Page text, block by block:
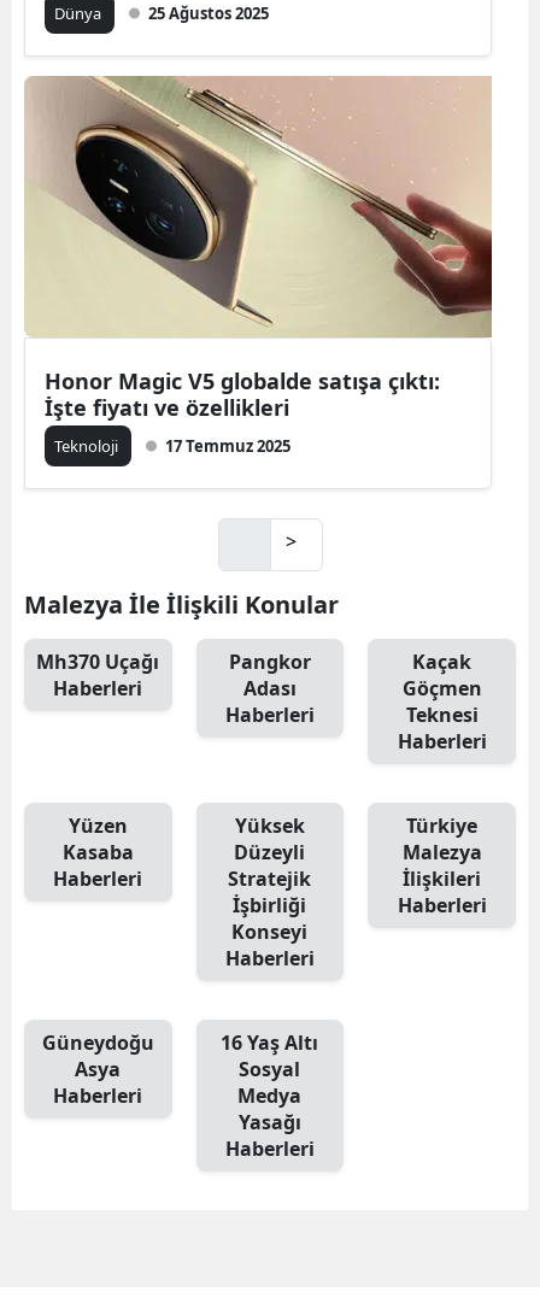
Dünya 25 Ağustos 2025
Honor Magic V5 globalde satışa çıktı:
İşte fiyatı ve özellikleri
Teknoloji 17 Temmuz 2025
>
Malezya İle İlişkili Konular
Mh370 Uçağı
Haberleri
Pangkor
Adası
Haberleri
Kaçak
Göçmen
Teknesi
Haberleri
Yüzen
Kasaba
Haberleri
Yüksek
Düzeyli
Stratejik
İşbirliği
Konseyi
Haberleri
Türkiye
Malezya
İlişkileri
Haberleri
Güneydoğu
Asya
Haberleri
16 Yaş Altı
Sosyal
Medya
Yasağı
Haberleri